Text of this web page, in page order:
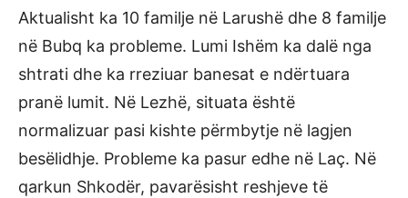
Aktualisht ka 10 familje në Larushë dhe 8 familje
në Bubq ka probleme. Lumi Ishëm ka dalë nga
shtrati dhe ka rreziuar banesat e ndërtuara
pranë lumit. Në Lezhë, situata është
normalizuar pasi kishte përmbytje në lagjen
besëlidhje. Probleme ka pasur edhe në Laç. Në
qarkun Shkodër, pavarësisht reshjeve të